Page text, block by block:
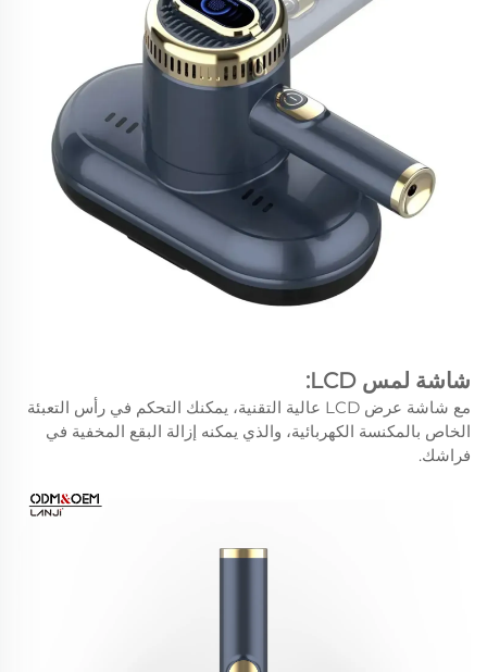
شاشة لمس LCD:
مع شاشة عرض LCD عالية التقنية، يمكنك التحكم في رأس التعبئة
الخاص بالمكنسة الكهربائية، والذي يمكنه إزالة البقع المخفية في
فراشك.